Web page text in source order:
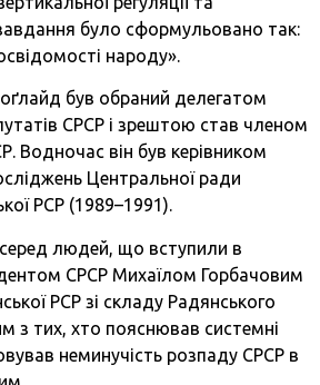
було сформульовано так:
народу».
був обраний делегатом
СРСР і зрештою став членом
Водночас він був керівником
Центральної ради
РСР (1989–1991).
людей, що вступили в
СРСР Михаїлом Горбачовим
РСР зі складу Радянського
з тих, хто пояснював системні
неминучість розпаду СРСР в